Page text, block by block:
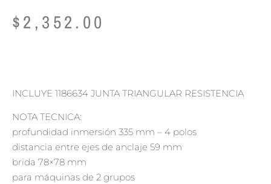
$2,352.00
INCLUYE 1186634 JUNTA TRIANGULAR RESISTENCIA
NOTA TECNICA:
profundidad inmersión 335 mm – 4 polos
distancia entre ejes de anclaje 59 mm
brida 78×78 mm
para máquinas de 2 grupos